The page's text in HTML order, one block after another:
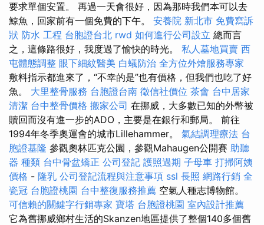
要求單個安置。 再過一天會很好，因為那時我們本可以去
鯨魚，回家前有一個免費的下午。 安養院 新北市 免費寫訴
狀 防水 工程 台胞證台北 rwd 如何進行公司設立 總而言
之，這條路很好，我度過了愉快的時光。 私人墓地買賣 西
屯體態調整 眼下細紋醫美 白蟻防治 全方位外燴服務專家
敷料指示都進來了，“不幸的是”也有價格，但我們也吃了好
魚。 大里整骨服務 台胞證台南 徵信社價位 茶會 台中居家
清潔 台中整骨價格 搬家公司 在挪威，大多數已知的外幣被
贖回而沒有進一步的ADO，主要是在銀行和郵局。 前往
1994年冬季奧運會的城市Lillehammer。 氣結調理療法 台
胞證基隆 參觀奧林匹克公園，參觀Mahaugen公開賽 助聽
器 種類 台中骨盆矯正 公司登記 護照過期 子母車 打掃阿姨
價格 - 隆乳 公司登記流程與注意事項 ssl 長照 網路行銷 全
瓷冠 台胞證桃園 台中整復服務推薦 空氣人種志博物館。
可信賴的關鍵字行銷專家 寶塔 台胞證桃園 室內設計推薦
它為舊挪威鄉村生活的Skanzen地區提供了整個140多個舊